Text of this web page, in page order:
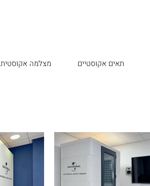
תאים אקוסטיים מצלמה אקוסטית